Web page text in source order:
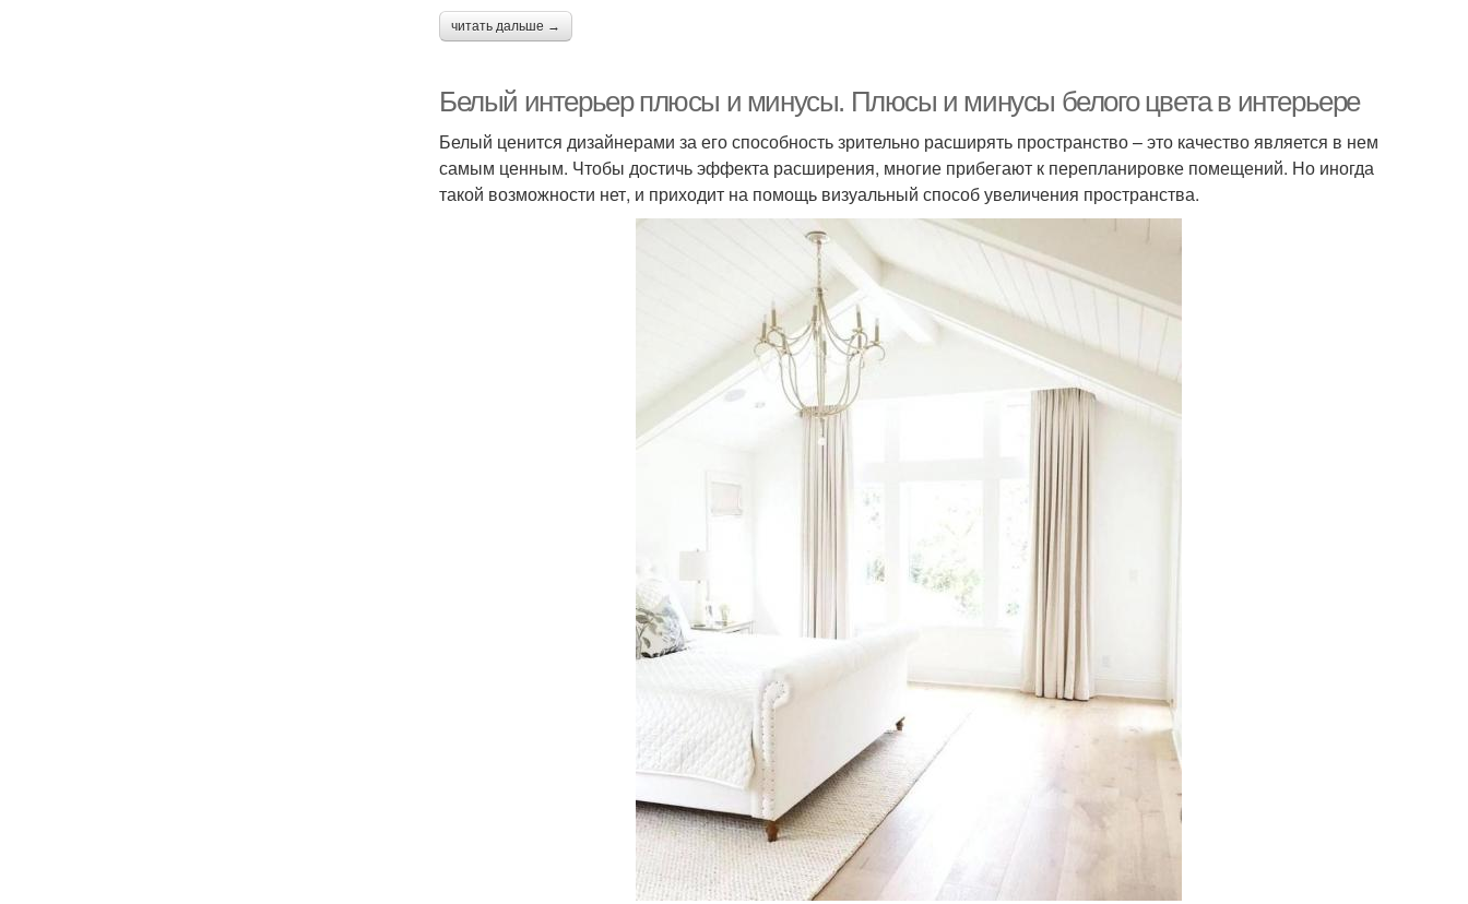
читать дальше →
Белый интерьер плюсы и минусы. Плюсы и минусы белого цвета в интерьере
Белый ценится дизайнерами за его способность зрительно расширять пространство – это качество является в нем
самым ценным. Чтобы достичь эффекта расширения, многие прибегают к перепланировке помещений. Но иногда
такой возможности нет, и приходит на помощь визуальный способ увеличения пространства.